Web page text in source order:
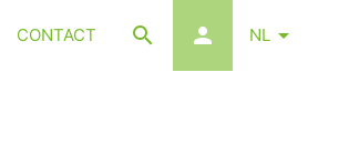
NL
CONTACT